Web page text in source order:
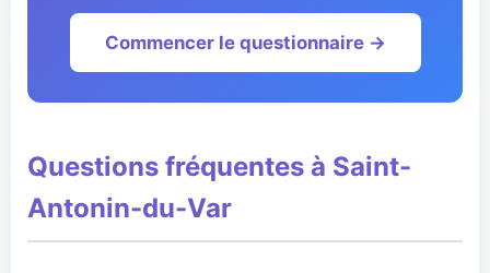
Commencer le questionnaire →
Questions fréquentes à Saint-
Antonin-du-Var